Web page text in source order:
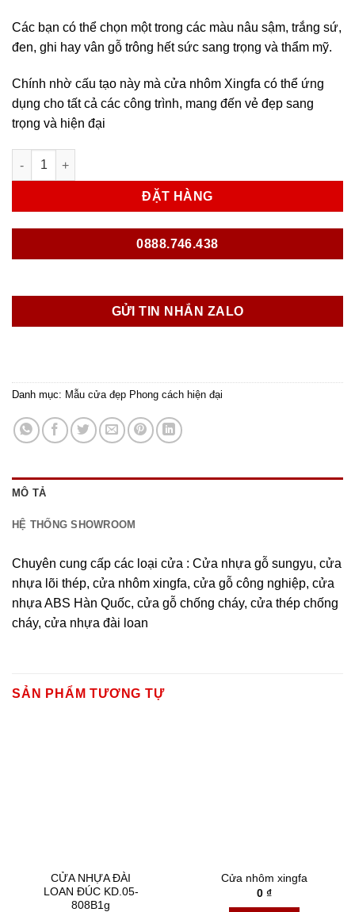
Các bạn có thể chọn một trong các màu nâu sậm, trắng sứ,
đen, ghi hay vân gỗ trông hết sức sang trọng và thẩm mỹ.
Chính nhờ cấu tạo này mà cửa nhôm Xingfa có thể ứng
dụng cho tất cả các công trình, mang đến vẻ đẹp sang
trọng và hiện đại
cửa nhôm xingfa số lượng
ĐẶT HÀNG
0888.746.438
GỬI TIN NHẮN ZALO
Danh mục: Mẫu cửa đẹp Phong cách hiện đại
MÔ TẢ
HỆ THỐNG SHOWROOM
Chuyên cung cấp các loại cửa : Cửa nhựa gỗ sungyu, cửa
nhựa lõi thép, cửa nhôm xingfa, cửa gỗ công nghiệp, cửa
nhựa ABS Hàn Quốc, cửa gỗ chống cháy, cửa thép chống
cháy, cửa nhựa đài loan
SẢN PHẨM TƯƠNG TỰ
CỬA NHỰA ĐÀI
LOAN ĐÚC KD.05-
808B1g
Cửa nhôm xingfa
0 ₫